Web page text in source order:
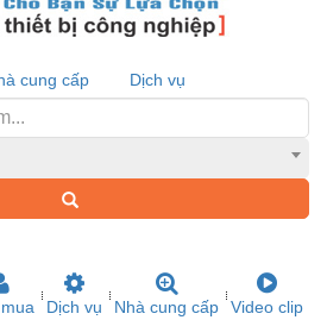
cung cấp Dịch vụ
Dịch vụ Nhà cung cấp Video clip